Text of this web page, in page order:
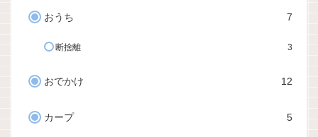
おうち 7
断捨離 3
おでかけ 12
カープ 5